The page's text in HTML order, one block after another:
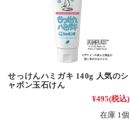
せっけんハミガキ 140g 人気のシ
ャボン玉石けん
¥495(税込)
在庫 1個